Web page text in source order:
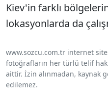
Kiev'in farklı
lokasyonlarda da
www.sozcu.com.tr internet
fotoğrafların her türlü telif
aittir. İzin alınmadan, kaynak
edilemez.